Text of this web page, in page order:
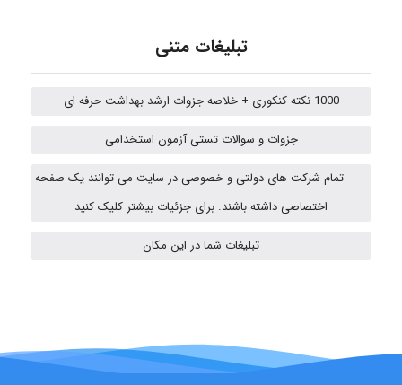
emami
ehtesham
تبلیغات متنی
1000 نکته کنکوری + خلاصه جزوات ارشد بهداشت حرفه ای
جزوات و سوالات تستی آزمون استخدامی
تمام شرکت های دولتی و خصوصی در سایت می توانند یک صفحه
اختصاصی داشته باشند. برای جزئیات بیشتر کلیک کنید
تبلیغات شما در این مکان